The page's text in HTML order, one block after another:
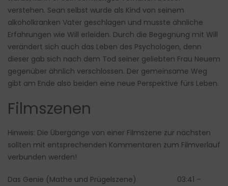
verstehen. Sean selbst wurde als Kind von seinem
alkoholkranken Vater geschlagen und musste ähnliche
Erfahrungen wie Will erleiden. Durch die Begegnung mit Will
verändert sich auch das Leben des Psychologen, denn
dieser gab sich nach dem Tod seiner geliebten Frau Neuem
gegenüber ähnlich verschlossen. Der gemeinsame Weg
gibt am Ende also beiden eine neue Perspektive fürs Leben.
Filmszenen
Hinweis: Die Übergänge von einer Filmszene zur nächsten
sollten mit entsprechenden Kommentaren zum Filmverlauf
verbunden werden!
Das Genie (Mathe und Prügelszene) 03:41 –